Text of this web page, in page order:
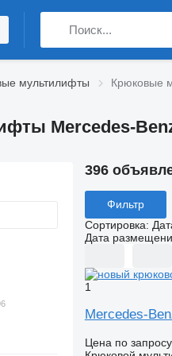
мультилифты Крюковые
Mercedes-
396
Фильтр
Сортировка:
Дата
1
Mercedes-
Цена по запросу